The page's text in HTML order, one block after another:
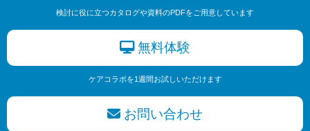
検討に役に立つカタログや資料のPDFをご用意しています
無料体験
ケアコラボを1週間お試しいただけます
お問い合わせ